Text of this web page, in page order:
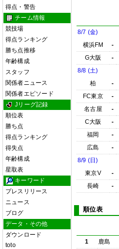
得点・警告
チーム情報
競技場
得点ランキング
勝ち点推移
年齢構成
スタッフ
関係者ニュース
関係者エピソード
Jリーグ記録
順位表
勝ち点
得点ランキング
得失点
年齢構成
星取表
キーワード
プレスリリース
ニュース
ブログ
データ・その他
ダウンロード
toto
8/7 (金)
横浜FM
-
G大阪
-
8/8 (土)
柏
-
FC東京
-
名古屋
-
C大阪
-
福岡
-
広島
-
8/9 (日)
東京V
-
長崎
-
順位表
1 鹿島